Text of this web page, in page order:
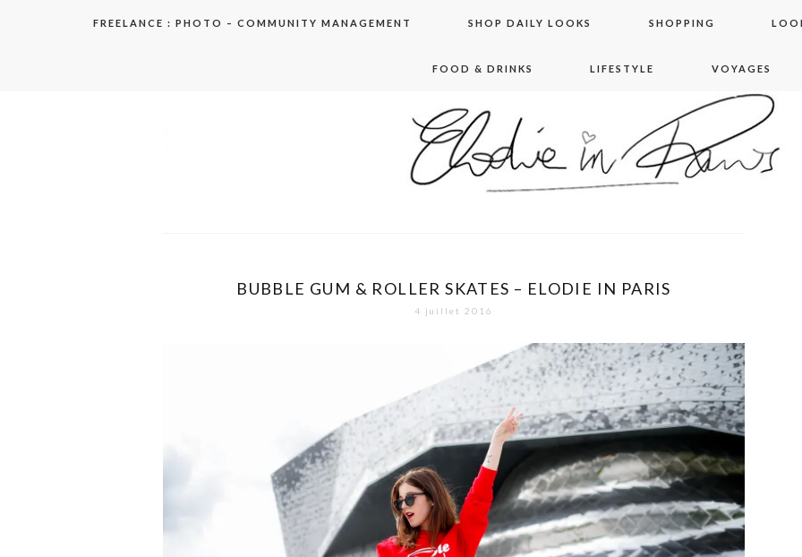
FREELANCE : PHOTO – COMMUNITY MANAGEMENT SHOP DAILY LOOKS SHOPPING
FOOD & DRINKS LIFESTYLE VOYAGES
elodie in paris
BUBBLE GUM & ROLLER SKATES – ELODIE IN PARIS
4 juillet 2016